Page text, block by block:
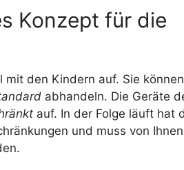
Konzept für die
den Kindern auf. Sie
abhandeln. Die Geräte
auf. In der Folge läuft hat
und muss von